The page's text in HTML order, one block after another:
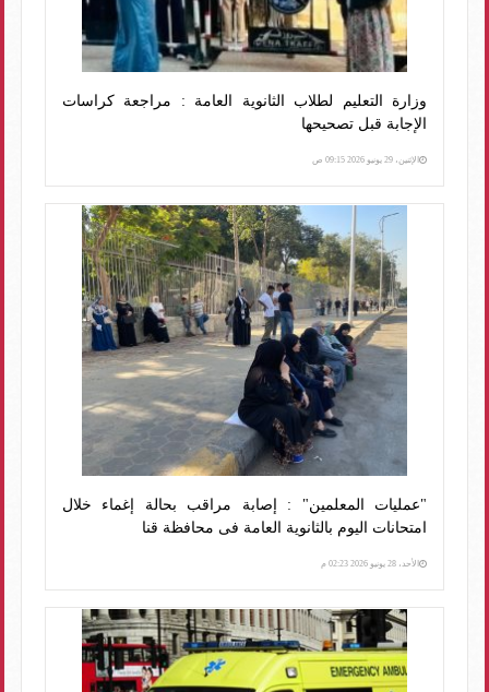
وزارة التعليم لطلاب الثانوية العامة : مراجعة كراسات
الإجابة قبل تصحيحها
الإثنين، 29 يونيو 2026 09:15 ص
"عمليات المعلمين" : إصابة مراقب بحالة إغماء خلال
امتحانات اليوم بالثانوية العامة فى محافظة قنا
الأحد، 28 يونيو 2026 02:23 م